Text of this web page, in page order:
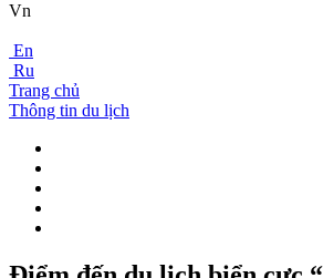
Vn
En
Ru
Trang chủ
Thông tin du lịch